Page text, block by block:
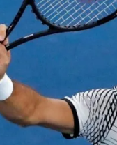
Curling
Dostihy
Florbal
Futsal